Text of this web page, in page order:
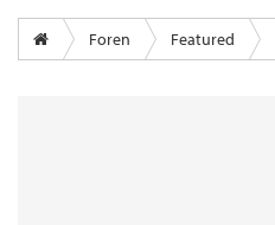
Foren Featured